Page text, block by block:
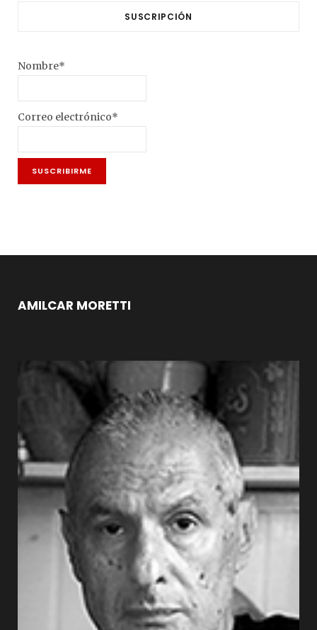
SUSCRIPCIÓN
Nombre*
Correo electrónico*
AMILCAR MORETTI